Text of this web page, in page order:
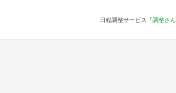
日程調整サービス『調整さん